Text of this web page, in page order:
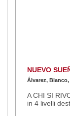
NUEVO
Álvarez, Blanco,
A CHI SI
in 4 livelli